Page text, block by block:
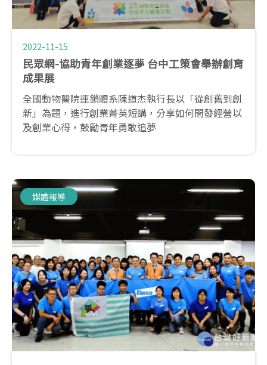
2022-11-15
民眾網-協助青年創業逐夢 台中工策會舉辦創育
成果展
全國動物醫院連鎖體系陳道杰執行長以「從創舊到創
新」為題，進行創業菁英短講，分享如何開發經營以
及創業心得，鼓勵青年勇敢追夢
媒體報導